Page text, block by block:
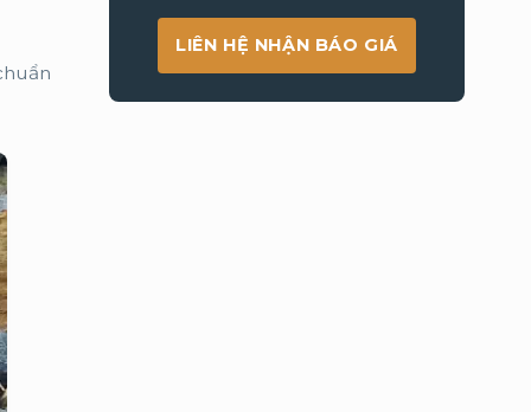
LIÊN HỆ NHẬN BÁO GIÁ